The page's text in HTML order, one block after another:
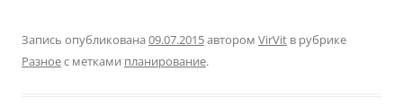
проекте, крайне сжатые
сроки и много людей.
Запись опубликована 09.07.2015автором VirVit в рубрике
Разноес метками планирование.